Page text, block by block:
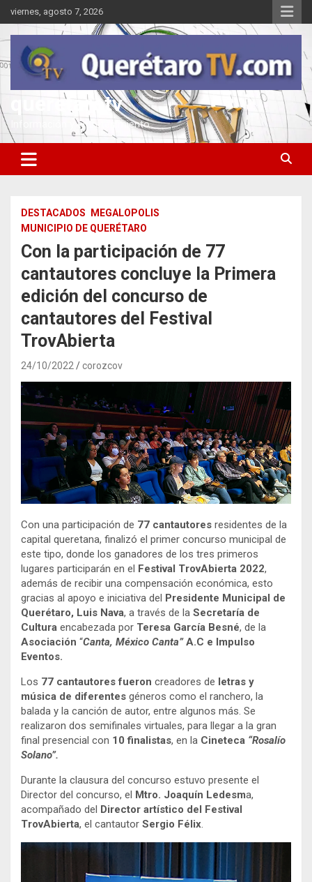
Saltar
al
contenido
viernes, agosto 7, 2026
queretarotv
Información y entretenimiento
DESTACADOS
MEGALOPOLIS
MUNICIPIO DE QUERÉTARO
Con la participación de 77
cantautores concluye la Primera
edición del concurso de
cantautores del Festival
TrovAbierta
24/10/2022 corozcov
Con una participación de 77 cantautores residentes de la
capital queretana, finalizó el primer concurso municipal de
este tipo, donde los ganadores de los tres primeros
lugares participarán en el Festival TrovAbierta 2022,
además de recibir una compensación económica, esto
gracias al apoyo e iniciativa del Presidente Municipal de
Querétaro, Luis Nava, a través de la Secretaría de
Cultura encabezada por Teresa García Besné, de la
Asociación “Canta, México Canta”A.C e Impulso
Eventos.
Los 77 cantautores fueron creadores de letras y
música de diferentes géneros como el ranchero, la
balada y la canción de autor, entre algunos más. Se
realizaron dos semifinales virtuales, para llegar a la gran
final presencial con 10 finalistas, en la Cineteca “Rosalío
Solano”.
Durante la clausura del concurso estuvo presente el
Director del concurso, el Mtro. Joaquín Ledesma,
acompañado del Director artístico del Festival
TrovAbierta, el cantautor Sergio Félix.